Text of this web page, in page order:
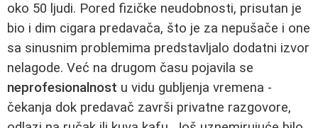
oko 50 ljudi. Pored fizičke neudobnosti, prisutan je
bio i dim cigara predavača, što je za nepušače i one
sa sinusnim problemima predstavljalo dodatni izvor
nelagode. Već na drugom času pojavila se
neprofesionalnost u vidu gubljenja vremena -
čekanja dok predavač završi privatne razgovore,